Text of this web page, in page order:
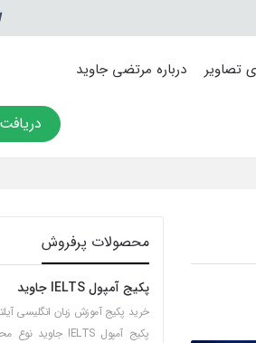
تصاویر درباره مرتضی جاوید
محصولات پرفروش
پکیج آمپول IELTS جاوید
خرید پکیج آموزش زبان انگلیسی